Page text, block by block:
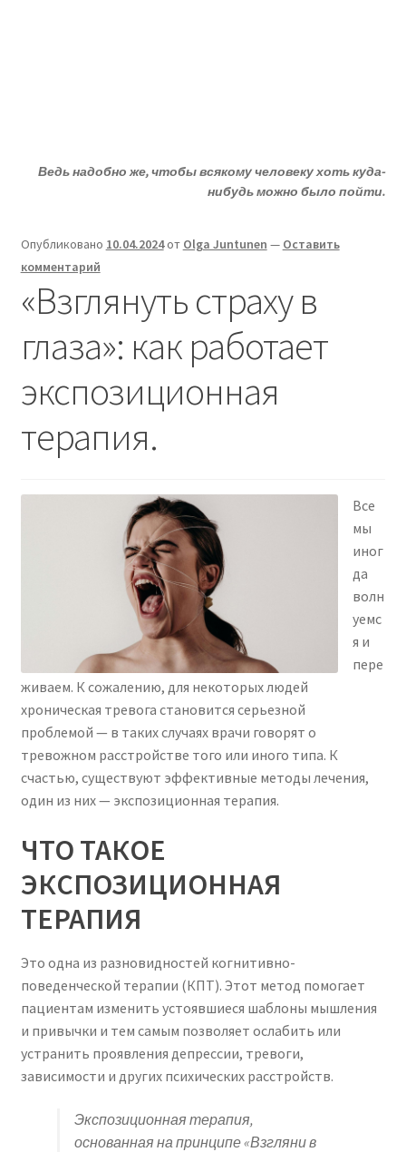
меню
О депрессии
Ведь надобно же, чтобы всякому человеку хоть куда-
нибудь можно было пойти.
Опубликовано 10.04.2024от Olga Juntunen — Оставить
комментарий
«Взглянуть страху в
глаза»: как работает
экспозиционная
терапия.
Все
мы
иног
да
волн
уемс
я и
пере
живаем. К сожалению, для некоторых людей
хроническая тревога становится серьезной
проблемой — в таких случаях врачи говорят о
тревожном расстройстве того или иного типа. К
счастью, существуют эффективные методы лечения,
один из них — экспозиционная терапия.
ЧТО ТАКОЕ
ЭКСПОЗИЦИОННАЯ
ТЕРАПИЯ
Это одна из разновидностей когнитивно-
поведенческой терапии (КПТ). Этот метод помогает
пациентам изменить устоявшиеся шаблоны мышления
и привычки и тем самым позволяет ослабить или
устранить проявления депрессии, тревоги,
зависимости и других психических расстройств.
Экспозиционная терапия,
основанная на принципе «Взгляни в